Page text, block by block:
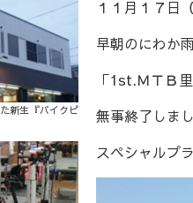
１１月１７日
早朝のにわか
「1st.ＭＴＢ
無事終了しまし
スペシャルプ
新生『バイクピ